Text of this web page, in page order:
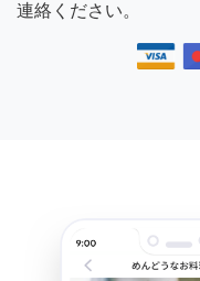
連絡ください。